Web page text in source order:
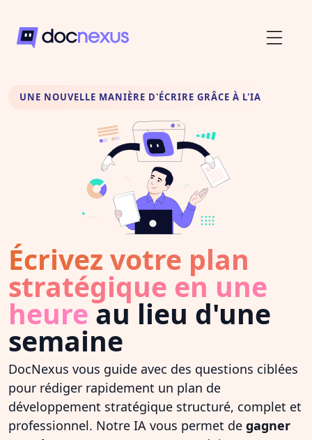
UNE NOUVELLE MANIÈRE D'ÉCRIRE GRÂCE À L'IA
Écrivez votre plan
stratégique en une
heureau lieu d'une
semaine
DocNexus vous guide avec des questions ciblées
pour rédiger rapidement un plan de
développement stratégique structuré, complet et
professionnel. Notre IA vous permet de gagner